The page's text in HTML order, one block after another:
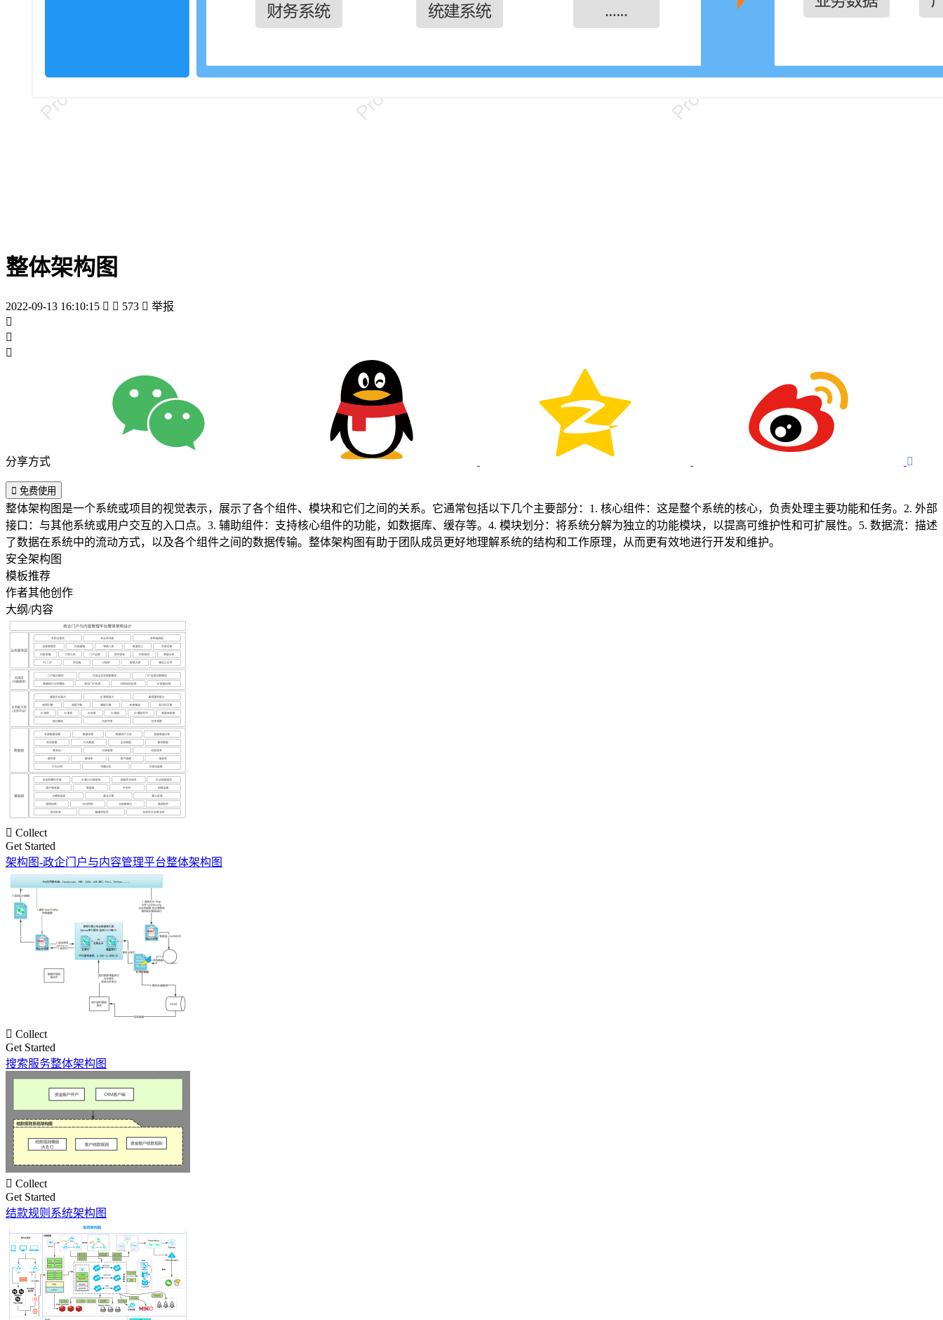
整体架构图
2022-09-13 16:10:15   573  举报



分享方式 
 免费使用
整体架构图是一个系统或项目的视觉表示，展示了各个组件、模块和它们之间的关系。它通常包括以下几个主要部分：1. 核心组件：这是整个系统的核心，负责处理主要功能和任务。2. 外部
接口：与其他系统或用户交互的入口点。3. 辅助组件：支持核心组件的功能，如数据库、缓存等。4. 模块划分：将系统分解为独立的功能模块，以提高可维护性和可扩展性。5. 数据流：描述
了数据在系统中的流动方式，以及各个组件之间的数据传输。整体架构图有助于团队成员更好地理解系统的结构和工作原理，从而更有效地进行开发和维护。
安全架构图
模板推荐
作者其他创作
大纲/内容
 Collect
Get Started
架构图-政企门户与内容管理平台整体架构图
 Collect
Get Started
搜索服务整体架构图
 Collect
Get Started
结款规则系统架构图